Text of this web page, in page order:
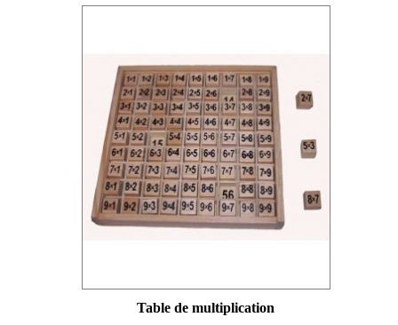
Table de multiplication